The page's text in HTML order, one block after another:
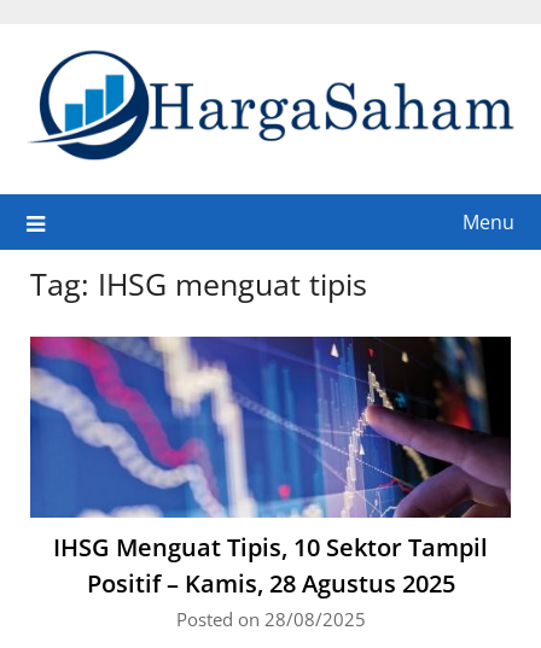
content
Menu
Tag: IHSG menguat tipis
IHSG Menguat Tipis, 10 Sektor Tampil
Positif – Kamis, 28 Agustus 2025
Posted on 28/08/2025